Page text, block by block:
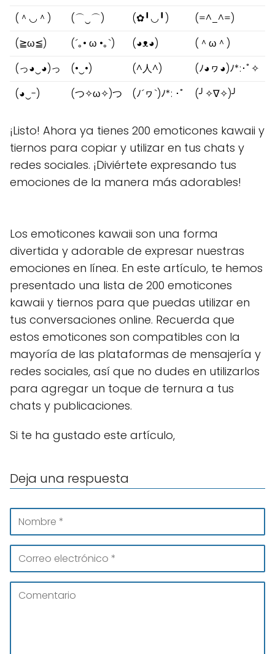
(＾◡＾)
(⌒‿⌒) (✿╹◡╹)
(=^_^=)
(≧ω≦)
(´｡• ω •｡`) (◕ᴥ◕)
(＾ω＾)
(っ◕‿◕)っ
(•‿•) (^人^)
(ﾉ◕ヮ◕)ﾉ*:･ﾟ✧
(◕‿-)
(つ✧ω✧)つ (ﾉ´ヮ`)ﾉ*: ･ﾟ (╯✧∇✧)╯
¡Listo! Ahora ya tienes 200 emoticones kawaii y
tiernos para copiar y utilizar en tus chats y
redes sociales. ¡Diviértete expresando tus
emociones de la manera más adorables!
Los emoticones kawaii son una forma
divertida y adorable de expresar nuestras
emociones en línea. En este artículo, te hemos
presentado una lista de 200 emoticones
kawaii y tiernos para que puedas utilizar en
tus conversaciones online. Recuerda que
estos emoticones son compatibles con la
mayoría de las plataformas de mensajería y
redes sociales, así que no dudes en utilizarlos
para agregar un toque de ternura a tus
chats y publicaciones.
Si te ha gustado este artículo,
Deja una respuesta